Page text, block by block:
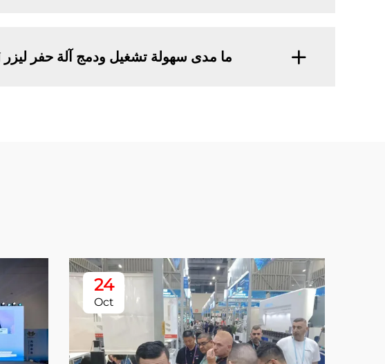
ما مدى سهولة تشغيل ودمج آلة حفر ليزر VOLERN في خط إنتاج موجود؟
24
Oct